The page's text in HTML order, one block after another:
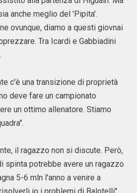
anche meglio del 'Pipita'.
ovunque, diamo a questi giovnai
Tra Icardi e Gabbiadini
c'è una transizione di proprietà
deve fare un campionato
un ottimo allenatore. Stiamo
il ragazzo non si discute. Però,
spinta potrebbe avere un ragazzo
5-6 mln l'anno a venire a